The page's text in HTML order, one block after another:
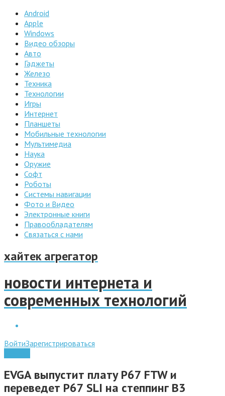
Android
Apple
Windows
Видео обзоры
Авто
Гаджеты
Железо
Техника
Технологии
Игры
Интернет
Планшеты
Мобильные технологии
Мультимедиа
Наука
Оружие
Софт
Роботы
Системы навигации
Фото и Видео
Электронные книги
Правообладателям
Связаться с нами
хайтек агрегатор
новости интернета и
современных технологий
ВойтиЗарегистрироваться
EVGA выпустит плату P67 FTW и
переведет P67 SLI на степпинг B3